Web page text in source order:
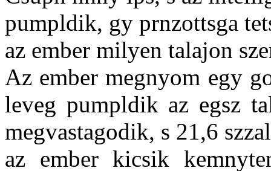
pumpldik, gy prnzottsga
az ember milyen talajon
Az ember megnyom egy
leveg pumpldik az egsz
megvastagodik, s 21,6
az ember kicsik